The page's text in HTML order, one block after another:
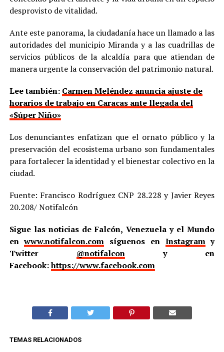
desprovisto de vitalidad.
Ante este panorama, la ciudadanía hace un llamado a las
autoridades del municipio Miranda y a las cuadrillas de
servicios públicos de la alcaldía para que atiendan de
manera urgente la conservación del patrimonio natural.
Lee también: Carmen Meléndez anuncia ajuste de
horarios de trabajo en Caracas ante llegada del
«Súper Niño»
Los denunciantes enfatizan que el ornato público y la
preservación del ecosistema urbano son fundamentales
para fortalecer la identidad y el bienestar colectivo en la
ciudad.
Fuente: Francisco Rodríguez CNP 28.228 y Javier Reyes
20.208/ Notifalcón
Sigue las noticias de Falcón, Venezuela y el Mundo
enwww.notifalcon.com síguenos en Instagramy
Twitter @notifalcony en
Facebook:https://www.facebook.com
TEMAS RELACIONADOS